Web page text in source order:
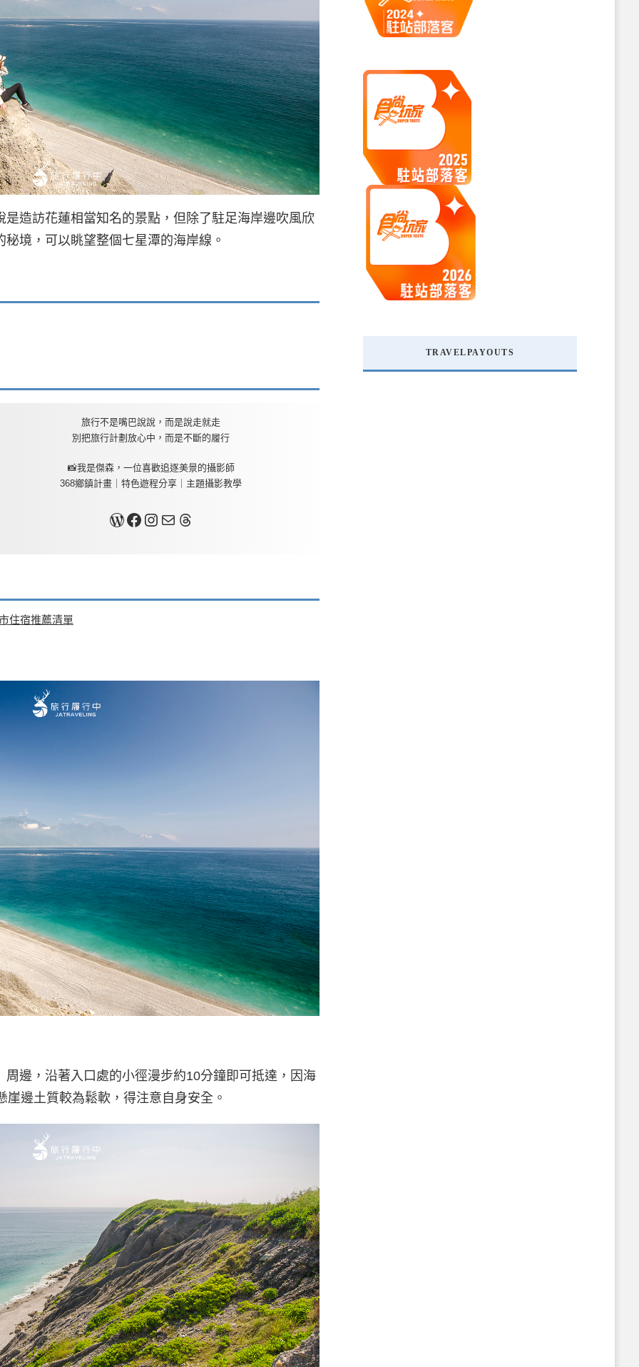
造訪花蓮相當知名的景點，但除了駐足海岸邊吹風欣
境，可以眺望整個七星潭的海岸線。
旅行不是嘴巴說說，而是說走就走
別把旅行計劃放心中，而是不斷的履行
📸我是傑森，一位喜歡追逐美景的攝影師
368鄉鎮計畫｜特色遊程分享｜主題攝影教學
關於我Facebook InstagramMail Threads
住宿推薦清單
邊，沿著入口處的小徑漫步約10分鐘即可抵達，因海
邊土質較為鬆軟，得注意自身安全。
TRAVELPAYOUTS